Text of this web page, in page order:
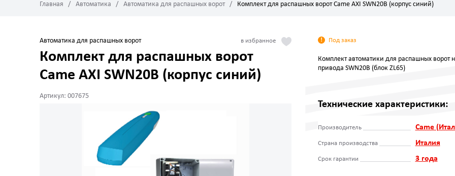
Главная Автоматика Автоматика для распашных ворот Комплект для распашных ворот Came AXI SWN20B (корпус синий)
Автоматика для распашных ворот
Комплект для распашных ворот
Came AXI SWN20B (корпус синий)
Артикул: 007675
Под заказ
Комплект автоматики для распашных ворот
привода SWN20B (блок ZL65)
Технические характеристики:
Производитель Came
Страна производства Италия
Срок гарантии 3 года